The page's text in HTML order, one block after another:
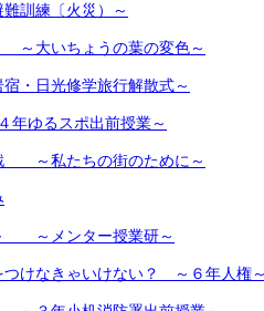
練〔火災）～
大いちょうの葉の変色～
日光修学旅行解散式～
ゆるスポ出前授業～
～私たちの街のために～
～メンター授業研～
つけなきゃいけない？ ～６年人権～